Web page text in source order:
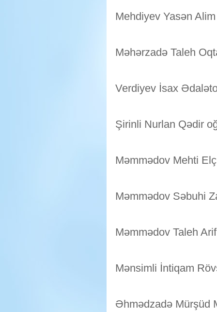
Mehdiyev Yasən
Məhərzadə Taleh
Verdiyev İsax
Şirinli Nurlan Qədir
Məmmədov Mehti
Məmmədov Səbuhi
Məmmədov Taleh
Mənsimli İntiqam
Əhmədzadə Mürşüd